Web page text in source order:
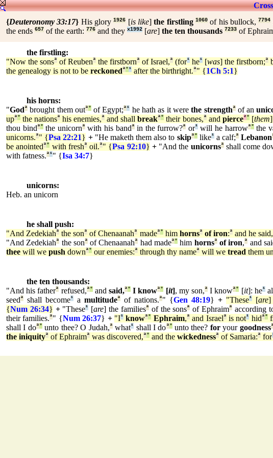
{Deuteronomy 33:17} His glory1926 [is like]the firstling 1060of his bullock,7794
the ends 657 of the earth: 776 and they x1992 [are] the ten thousands 7233 of
the firstling:
"Now the sonsª of Reubenª the firstbornª of Israel,ª (for¹ he¹ [was] the firstborn;ª
the genealogy is not to be reckonedª°¹ after the birthright.ª" {1Ch 5:1}
his horns:
"Godª brought them outª°of Egypt;ª¹ he hath as it werethe strengthªof an
upª° the nationsª his enemies,ª and shallbreakª° their bones,ª and pierce²°[them
thou bindª°the unicornªwith his bandªin the furrow?ª or¹will he harrowª°the
unicorns.ª" {Psa 22:21} + "He maketh them also to skipª°like¹a calf;ª Lebanon
be anointedª° with freshª oil.ª" {Psa 92:10} + "And the unicornsªshall come
with fatness.ª¹" {Isa 34:7}
unicorns:
Heb. an unicorn
he shall push:
"And Zedekiahª the sonª of Chenaanahª madeª°him hornsª of iron:ª and he said,
"And Zedekiahª the sonªof Chenaanahª had madeª° him hornsªof iron,ª and
thee will we push downª° our enemies:ª through thy nameª will we tread them
the ten thousands:
"And his fatherª refused,ª°and said,ª°I knowª° [it], my son,ªI knowª° [it]: he¹
seedª shall become¹ a multitudeª of nations.ª" {Gen 48:19} + "These¹ [are]
{Num 26:34} + "These¹ [are] the familiesªof the sonsª of Ephraimª according
their families.ª" {Num 26:37} + "I¹ knowª° Ephraim,ª and Israelª is not¹ hidª°
shall I doª°unto thee? O Judah,ªwhat¹ shall I doª°unto thee? foryour goodnessª
the iniquityª of Ephraimª was discovered,ª° and the wickednessª of Samaria:ª for